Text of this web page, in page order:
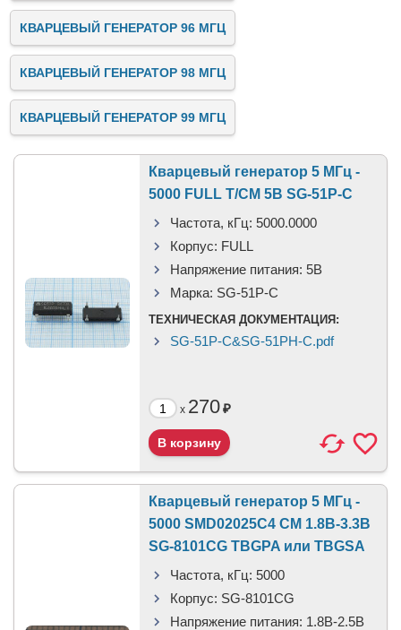
КВАРЦЕВЫЙ ГЕНЕРАТОР 96 МГЦ
КВАРЦЕВЫЙ ГЕНЕРАТОР 98 МГЦ
КВАРЦЕВЫЙ ГЕНЕРАТОР 99 МГЦ
Кварцевый генератор 5 МГц -
5000 FULL T/CM 5В SG-51P-C
Частота, кГц: 5000.0000
Корпус: FULL
Напряжение питания: 5В
Марка: SG-51P-C
ТЕХНИЧЕСКАЯ ДОКУМЕНТАЦИЯ:
SG-51P-C&SG-51PH-C.pdf
x 270₽
Кварцевый генератор 5 МГц -
5000 SMD02025C4 CM 1.8В-3.3В
SG-8101CG TBGPA или TBGSA
Частота, кГц: 5000
Корпус: SG-8101CG
Напряжение питания: 1.8В-2.5B